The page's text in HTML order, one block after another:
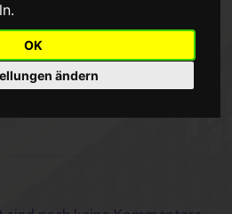
OK
ändern
der ASV 5:1 in der Fremde in
souverän